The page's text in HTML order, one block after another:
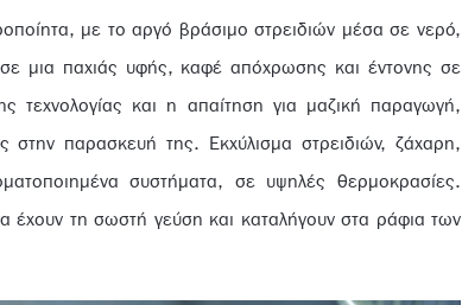
με το αργό βράσιμο στρειδιών μέσα σε νερό,
μια παχιάς υφής, καφέ απόχρωσης και έντονης σε
τεχνολογίας και η απαίτηση για μαζική παραγωγή,
στην παρασκευή της. Εκχύλισμα στρειδιών, ζάχαρη,
συστήματα, σε υψηλές θερμοκρασίες.
έχουν τη σωστή γεύση και καταλήγουν στα ράφια των